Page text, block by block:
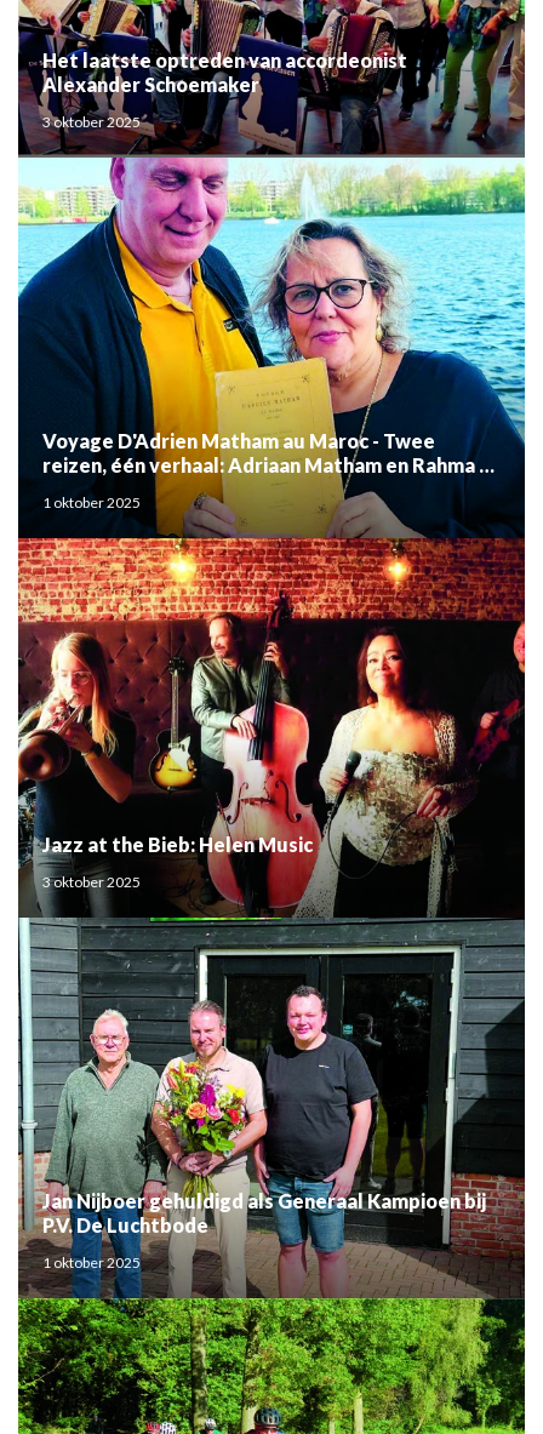
Het laatste optreden van accordeonist
Alexander Schoemaker
3 oktober 2025
Voyage D'Adrien Matham au Maroc - Twee
reizen, één verhaal: Adriaan Matham en Rahma el
Mouden
1 oktober 2025
Jazz at the Bieb: Helen Music
3 oktober 2025
Jan Nijboer gehuldigd als Generaal Kampioen bij
P.V. De Luchtbode
1 oktober 2025